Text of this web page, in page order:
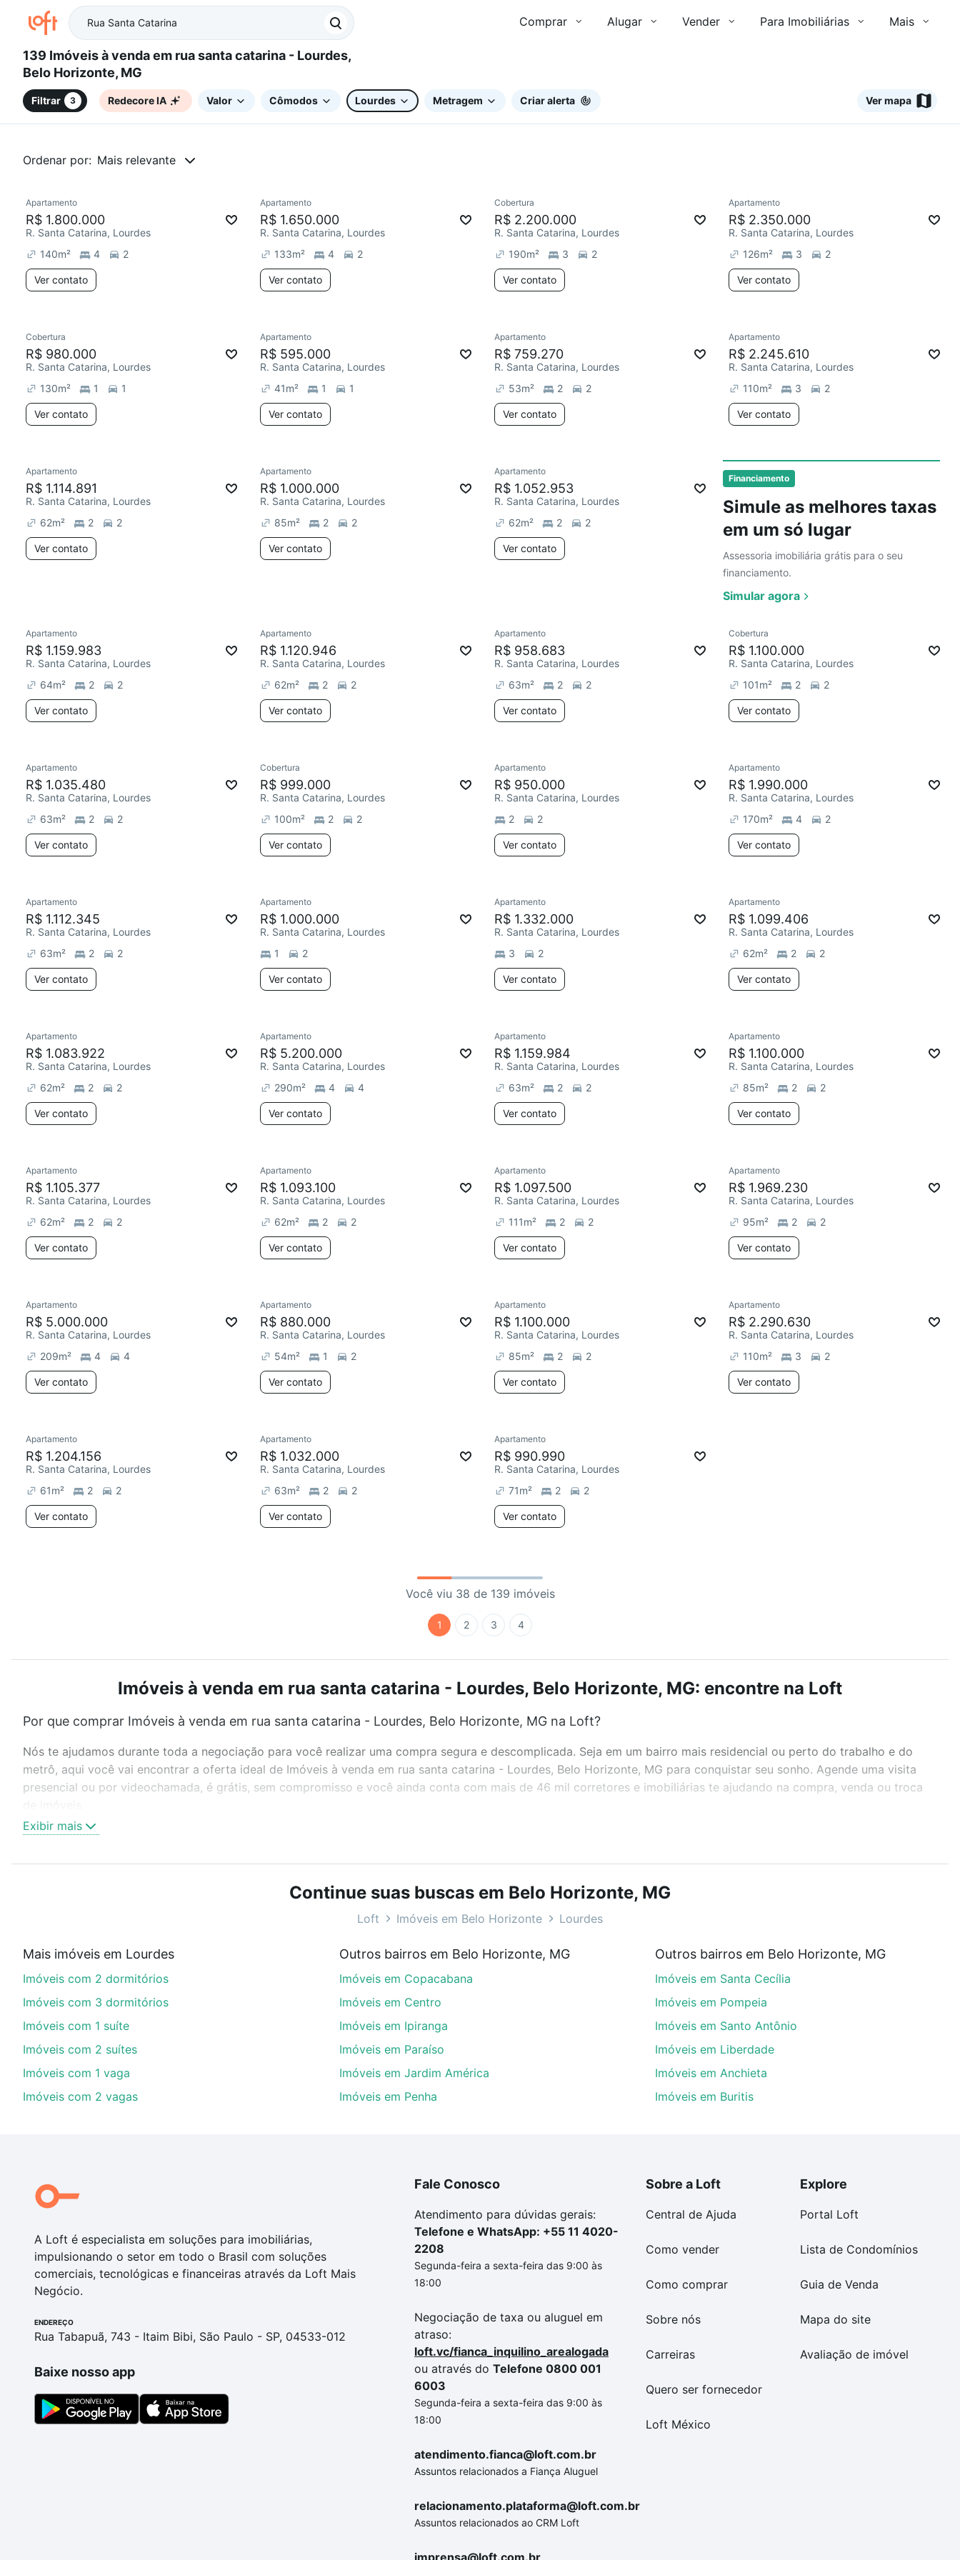
Comprar Alugar Vender Para Imobiliárias Mais
139 Imóveis à venda em rua santa catarina - Lourdes,
Belo Horizonte, MG
Filtrar 3 Redecore IA Valor Cômodos Lourdes Metragem Criar alerta Ver mapa
Ordenar por: Mais relevante
Financiamento
Simule as melhores taxas
em um só lugar
Assessoria imobiliária grátis para o seu
financiamento.
Simular agora
Redecorar
Apartamento
R$ 1.800.000
R. Santa Catarina, Lourdes
140m² 4 2
Ver contato
Redecorar
Apartamento
R$ 1.650.000
R. Santa Catarina, Lourdes
133m² 4 2
Ver contato
Cobertura
R$ 2.200.000
R. Santa Catarina, Lourdes
190m² 3 2
Ver contato
Redecorar
Apartamento
R$ 2.350.000
R. Santa Catarina, Lourdes
126m² 3 2
Ver contato
Redecorar
Cobertura
R$ 980.000
R. Santa Catarina, Lourdes
130m² 1 1
Ver contato
Redecorar
Apartamento
R$ 595.000
R. Santa Catarina, Lourdes
41m² 1 1
Ver contato
Apartamento
R$ 759.270
R. Santa Catarina, Lourdes
53m² 2 2
Ver contato
Redecorar
Apartamento
R$ 2.245.610
R. Santa Catarina, Lourdes
110m² 3 2
Ver contato
Ver
Apartamento
R$ 1.114.891
R. Santa Catarina, Lourdes
62m² 2 2
Ver contato
Redecorar
Apartamento
R$ 1.000.000
R. Santa Catarina, Lourdes
85m² 2 2
Ver contato
Apartamento
R$ 1.052.953
R. Santa Catarina, Lourdes
62m² 2 2
Ver contato
Apartamento
R$ 1.159.983
R. Santa Catarina, Lourdes
64m² 2 2
Ver contato
Apartamento
R$ 1.120.946
R. Santa Catarina, Lourdes
62m² 2 2
Ver contato
Apartamento
R$ 958.683
R. Santa Catarina, Lourdes
63m² 2 2
Ver contato
Cobertura
R$ 1.100.000
R. Santa Catarina, Lourdes
101m² 2 2
Ver contato
Apartamento
R$ 1.035.480
R. Santa Catarina, Lourdes
63m² 2 2
Ver contato
Cobertura
R$ 999.000
R. Santa Catarina, Lourdes
100m² 2 2
Ver contato
Apartamento
R$ 950.000
R. Santa Catarina, Lourdes
2
2
Ver contato
Apartamento
R$ 1.990.000
R. Santa Catarina, Lourdes
170m² 4 2
Ver contato
Apartamento
R$ 1.112.345
R. Santa Catarina, Lourdes
63m² 2 2
Ver contato
Apartamento
R$ 1.000.000
R. Santa Catarina, Lourdes
1
2
Ver contato
Apartamento
R$ 1.332.000
R. Santa Catarina, Lourdes
3
2
Ver contato
Apartamento
R$ 1.099.406
R. Santa Catarina, Lourdes
62m² 2 2
Ver contato
Apartamento
R$ 1.083.922
R. Santa Catarina, Lourdes
62m² 2 2
Ver contato
Apartamento
R$ 5.200.000
R. Santa Catarina, Lourdes
290m² 4 4
Ver contato
Apartamento
R$ 1.159.984
R. Santa Catarina, Lourdes
63m² 2 2
Ver contato
Apartamento
R$ 1.100.000
R. Santa Catarina, Lourdes
85m² 2 2
Ver contato
Apartamento
R$ 1.105.377
R. Santa Catarina, Lourdes
62m² 2 2
Ver contato
Apartamento
R$ 1.093.100
R. Santa Catarina, Lourdes
62m² 2 2
Ver contato
Apartamento
R$ 1.097.500
R. Santa Catarina, Lourdes
111m² 2 2
Ver contato
Apartamento
R$ 1.969.230
R. Santa Catarina, Lourdes
95m² 2 2
Ver contato
Apartamento
R$ 5.000.000
R. Santa Catarina, Lourdes
209m² 4 4
Ver contato
Apartamento
R$ 880.000
R. Santa Catarina, Lourdes
54m² 1 2
Ver contato
Apartamento
R$ 1.100.000
R. Santa Catarina, Lourdes
85m² 2 2
Ver contato
Apartamento
R$ 2.290.630
R. Santa Catarina, Lourdes
110m² 3 2
Ver contato
Apartamento
R$ 1.204.156
R. Santa Catarina, Lourdes
61m² 2 2
Ver contato
Apartamento
R$ 1.032.000
R. Santa Catarina, Lourdes
63m² 2 2
Ver contato
Apartamento
R$ 990.990
R. Santa Catarina, Lourdes
71m² 2 2
Ver contato
Você viu 38 de 139 imóveis
1 2 3 4
Imóveis à venda em rua santa catarina - Lourdes, Belo Horizonte, MG: encontre na Loft
Por que comprar Imóveis à venda em rua santa catarina - Lourdes, Belo Horizonte, MG na Loft?
Nós te ajudamos durante toda a negociação para você realizar uma compra segura e descomplicada. Seja em um bairro mais residencial ou perto do trabalho e do
metrô, aqui você vai encontrar a oferta ideal de Imóveis à venda em rua santa catarina - Lourdes, Belo Horizonte, MG para conquistar seu sonho. Agende uma visita
presencial ou por videochamada, é grátis, sem compromisso e você ainda conta com mais de 46 mil corretores e imobiliárias te ajudando na compra, venda ou troca
Como escolher um imóvel?
Use barra de busca no topo para pesquisar por ruas, bairros e até condomínios favoritos. Você também pode usar os filtros como quantidade de quartos, suítes, com
ou sem vaga de garagem para combinar perfeitamente com o preço, metragem e comodidades, como piscina, academia, salão de festas ou área verde e encontrar
Imóveis à venda em rua santa catarina - Lourdes, Belo Horizonte, MG ideal para você na Loft.
Aqui na Loft temos a oferta ideal para você, com Imóveis à venda em rua santa catarina - Lourdes, Belo Horizonte, MG que custam a partir de R$ 0 e com nossas
opções de financiamento imobiliário as parcelas podem se adequar ao seu orçamento. Se ainda tem alguma dúvida dos custos envolvidos no processo de compra,
veja em nosso portal quanto custa comprar um apartamento e conte com a gente para comprar o imóvel dos seus sonhos com segurança e conforto. Loft, com você
Exibir mais
Continue suas buscas em Belo Horizonte, MG
Loft Imóveis em Belo Horizonte Lourdes
Mais imóveis em Lourdes
Imóveis com 2 dormitórios
Imóveis com 3 dormitórios
Imóveis com 1 suíte
Imóveis com 2 suítes
Imóveis com 1 vaga
Imóveis com 2 vagas
Outros bairros em Belo Horizonte, MG
Imóveis em Copacabana
Imóveis em Centro
Imóveis em Ipiranga
Imóveis em Paraíso
Imóveis em Jardim América
Imóveis em Penha
Outros bairros em Belo Horizonte, MG
Imóveis em Santa Cecília
Imóveis em Pompeia
Imóveis em Santo Antônio
Imóveis em Liberdade
Imóveis em Anchieta
Imóveis em Buritis
A Loft é especialista em soluções para imobiliárias,
impulsionando o setor em todo o Brasil com soluções
comerciais, tecnológicas e financeiras através da Loft Mais
Negócio.
ENDEREÇO
Rua Tabapuã, 743 - Itaim Bibi, São Paulo - SP, 04533-012
Baixe nosso app
Fale Conosco
Atendimento para dúvidas gerais:
Telefone e WhatsApp: +55 11 4020-
2208
Segunda-feira a sexta-feira das 9:00 às
18:00
Negociação de taxa ou aluguel em
atraso:
loft.vc/fianca_inquilino_arealogada
ou através do Telefone 0800 001
6003
Segunda-feira a sexta-feira das 9:00 às
18:00
atendimento.fianca@loft.com.br
Assuntos relacionados a Fiança Aluguel
relacionamento.plataforma@loft.com.br
Assuntos relacionados ao CRM Loft
imprensa@loft.com.br
Sobre a Loft
Central de Ajuda
Como vender
Como comprar
Sobre nós
Carreiras
Quero ser fornecedor
Loft México
Explore
Portal Loft
Lista de Condomínios
Guia de Venda
Mapa do site
Avaliação de imóvel